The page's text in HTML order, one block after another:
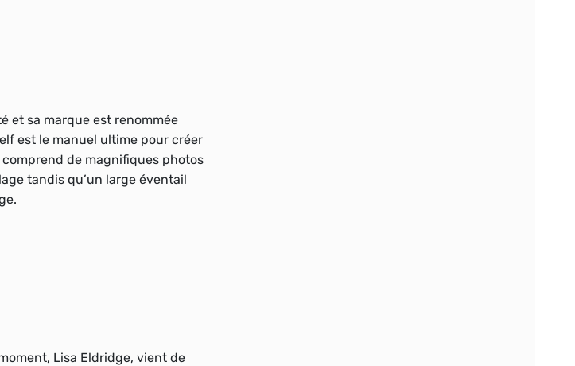
et sa marque est renommée
est le manuel ultime pour créer
de magnifiques photos
tandis qu’un large éventail
Lisa Eldridge, vient de